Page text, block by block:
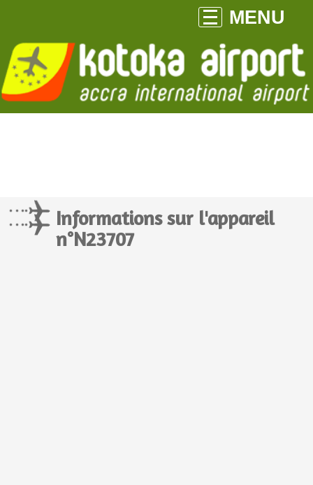
MENU
Informations sur l'appareil
n°N23707